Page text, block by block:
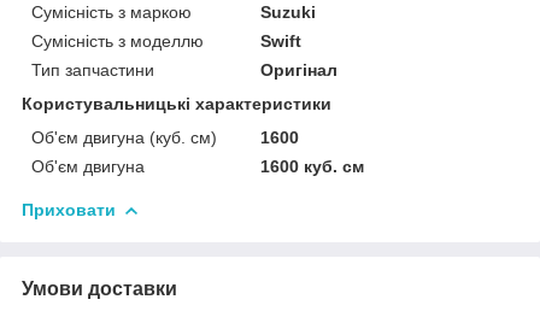
Сумісність з маркою
Suzuki
Сумісність з моделлю
Swift
Тип запчастини
Оригінал
Користувальницькі характеристики
Об'єм двигуна (куб. см)
1600
Об'єм двигуна
1600 куб. cм
Приховати
Умови доставки